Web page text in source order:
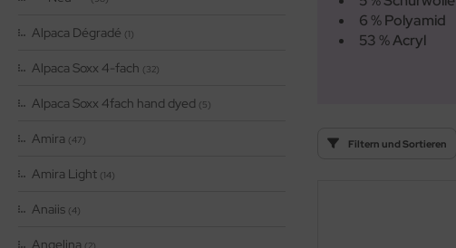
Alpaca Dégradé (1)
Alpaca Soxx 4-fach (32)
Alpaca Soxx 4fach hand dyed (5)
Amira (47)
Amira Light (14)
Anaiis (4)
Angelina (2)
6 % Polyamid
53 % Acryl
Filtern und Sortieren